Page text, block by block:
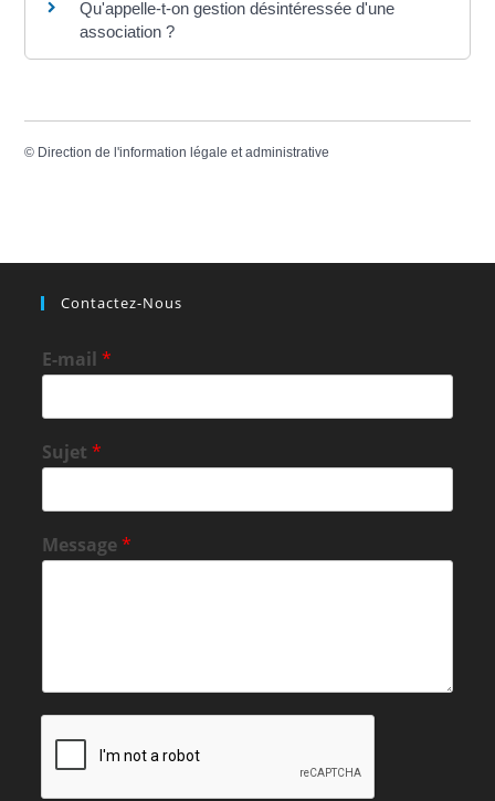
Qu'appelle-t-on gestion désintéressée d'une
association ?
© Direction de l'information légale et administrative
Contactez-Nous
E-mail*
Sujet*
Message*